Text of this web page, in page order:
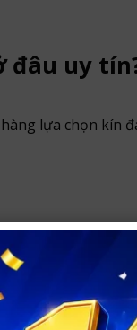
đâu uy
lựa chọn kín
kín đáo, bảo mật